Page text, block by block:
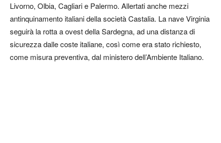
Livorno, Olbia, Cagliari e Palermo. Allertati anche mezzi
antinquinamento italiani della società Castalia. La nave Virginia
seguirà la rotta a ovest della Sardegna, ad una distanza di
sicurezza dalle coste italiane, così come era stato richiesto,
come misura preventiva, dal ministero dell’Ambiente Italiano.